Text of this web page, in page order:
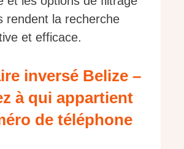
rendent la recherche
et efficace.
inversé Belize –
à qui appartient
de téléphone